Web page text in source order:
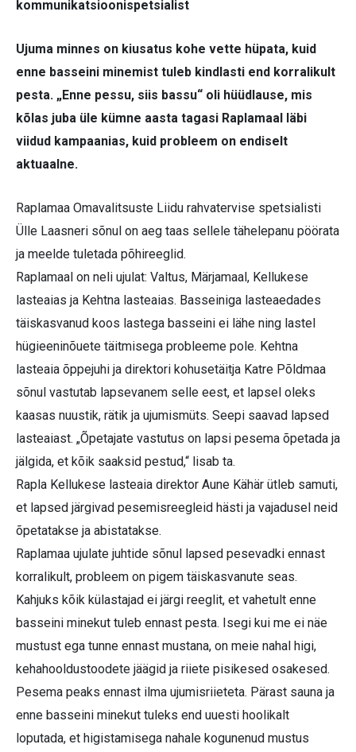
kommunikatsioonispetsialist
Ujuma minnes on kiusatus kohe vette hüpata, kuid
enne basseini minemist tuleb kindlasti end korralikult
pesta. „Enne pessu, siis bassu“ oli hüüdlause, mis
kõlas juba üle kümne aasta tagasi Raplamaal läbi
viidud kampaanias, kuid probleem on endiselt
aktuaalne.
Raplamaa Omavalitsuste Liidu rahvatervise spetsialisti
Ülle Laasneri sõnul on aeg taas sellele tähelepanu pöörata
ja meelde tuletada põhireeglid.
Raplamaal on neli ujulat: Valtus, Märjamaal, Kellukese
lasteaias ja Kehtna lasteaias. Basseiniga lasteaedades
täiskasvanud koos lastega basseini ei lähe ning lastel
hügieeninõuete täitmisega probleeme pole. Kehtna
lasteaia õppejuhi ja direktori kohusetäitja Katre Põldmaa
sõnul vastutab lapsevanem selle eest, et lapsel oleks
kaasas nuustik, rätik ja ujumismüts. Seepi saavad lapsed
lasteaiast. „Õpetajate vastutus on lapsi pesema õpetada ja
jälgida, et kõik saaksid pestud,“ lisab ta.
Rapla Kellukese lasteaia direktor Aune Kähär ütleb samuti,
et lapsed järgivad pesemisreegleid hästi ja vajadusel neid
õpetatakse ja abistatakse.
Raplamaa ujulate juhtide sõnul lapsed pesevadki ennast
korralikult, probleem on pigem täiskasvanute seas.
Kahjuks kõik külastajad ei järgi reeglit, et vahetult enne
basseini minekut tuleb ennast pesta. Isegi kui me ei näe
mustust ega tunne ennast mustana, on meie nahal higi,
kehahooldustoodete jäägid ja riiete pisikesed osakesed.
Pesema peaks ennast ilma ujumisriieteta. Pärast sauna ja
enne basseini minekut tuleks end uuesti hoolikalt
loputada, et higistamisega nahale kogunenud mustus